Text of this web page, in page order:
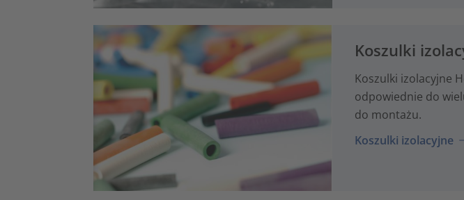
Koszulki
Koszulki izolacyjne
odpowiednie do
do montażu.
Koszulki izolacyjne